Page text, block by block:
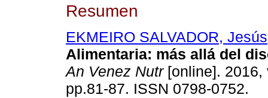
Resumen
EKMEIRO SALVADOR, Jesús
Alimentaria: más allá del
An Venez Nutr[online]. 2016,
pp.81-87. ISSN 0798-0752.